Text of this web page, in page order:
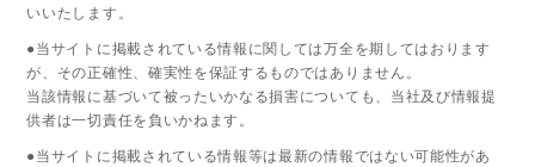
いいたします。
●当サイトに掲載されている情報に関しては万全を期してはおります
が、その正確性、確実性を保証するものではありません。
当該情報に基づいて被ったいかなる損害についても、当社及び情報提
供者は一切責任を負いかねます。
●当サイトに掲載されている情報等は最新の情報ではない可能性があ